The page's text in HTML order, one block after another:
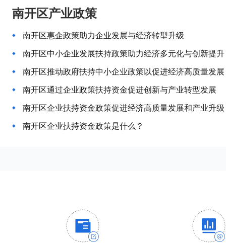
南开区产业政策
南开区惠企政策助力企业发展与经济转型升级
南开区中小企业发展扶持政策助力经济多元化与创新提升
南开区推动政府扶持中小企业政策以促进经济高质量发展
南开区通过企业政策扶持资金促进创新与产业转型发展
南开区企业扶持资金政策促进经济高质量发展和产业升级
南开区企业扶持资金政策是什么？